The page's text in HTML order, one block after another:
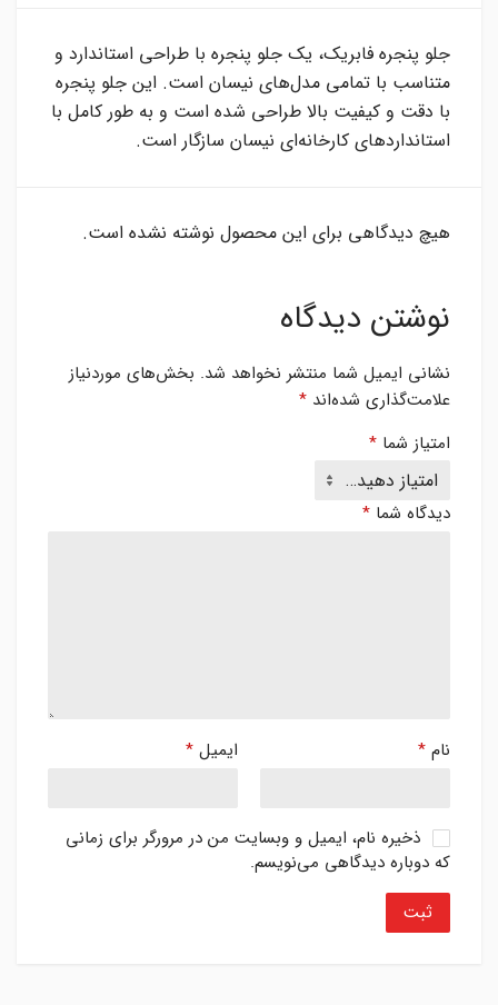
جلو پنجره فابریک، یک جلو پنجره با طراحی استاندارد و
متناسب با تمامی مدل‌های نیسان است. این جلو پنجره
با دقت و کیفیت بالا طراحی شده است و به طور کامل با
استانداردهای کارخانه‌ای نیسان سازگار است.
هیچ دیدگاهی برای این محصول نوشته نشده است.
نوشتن دیدگاه
نشانی ایمیل شما منتشر نخواهد شد. بخش‌های موردنیاز
علامت‌گذاری شده‌اند *
امتیاز شما *
دیدگاه شما *
نام * ایمیل *
ذخیره نام، ایمیل و وبسایت من در مرورگر برای زمانی
که دوباره دیدگاهی می‌نویسم.